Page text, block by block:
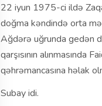
22 iyun 1975-ci ildə
doğma kəndində orta
Ağdərə uğrunda gedən
qarşısının
qəhrəmancasına həlak
Subay idi.